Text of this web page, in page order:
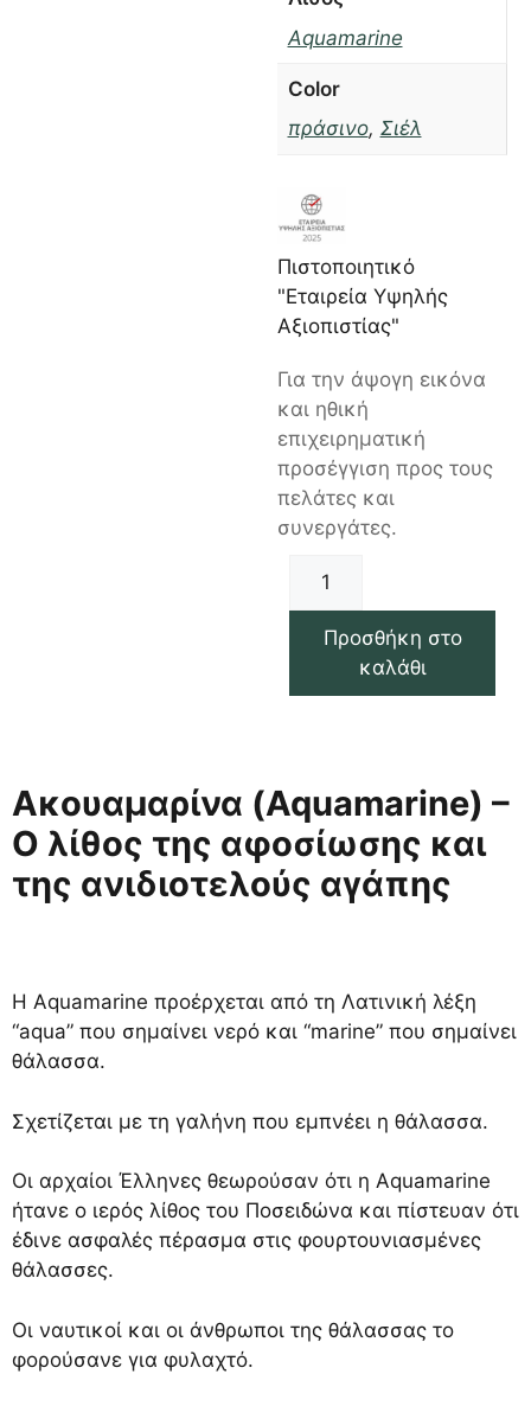
Aquamarine
Color
πράσινο, Σιέλ
Πιστοποιητικό
"Εταιρεία Υψηλής
Αξιοπιστίας"
Για την άψογη εικόνα
και ηθική
επιχειρηματική
προσέγγιση προς τους
πελάτες και
συνεργάτες.
Προσθήκη στο
καλάθι
Ακουαμαρίνα (Aquamarine) –
Ο λίθος της αφοσίωσης και
της ανιδιοτελούς αγάπης
Η Aquamarine προέρχεται από τη Λατινική λέξη
“aqua” που σημαίνει νερό και “marine” που σημαίνει
θάλασσα.
Σχετίζεται με τη γαλήνη που εμπνέει η θάλασσα.
Οι αρχαίοι Έλληνες θεωρούσαν ότι η Aquamarine
ήτανε ο ιερός λίθος του Ποσειδώνα και πίστευαν ότι
έδινε ασφαλές πέρασμα στις φουρτουνιασμένες
θάλασσες.
Οι ναυτικοί και οι άνθρωποι της θάλασσας το
φορούσανε για φυλαχτό.